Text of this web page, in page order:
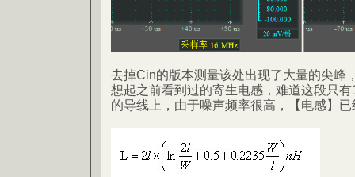
去掉Cin的版本测量该处出现了大量的尖峰
想起之前看到过的寄生电感，难道这段只
的导线上，由于噪声频率很高，【电感】